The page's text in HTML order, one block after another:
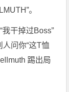
。
干掉过Boss”
问你“这T恤
踢出局